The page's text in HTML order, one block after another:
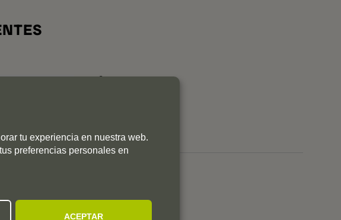
0
0
tu experiencia en nuestra web.
preferencias personales en
ACEPTAR